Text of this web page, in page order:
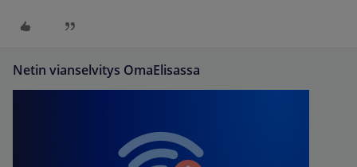
Netin vianselvitys OmaElisassa